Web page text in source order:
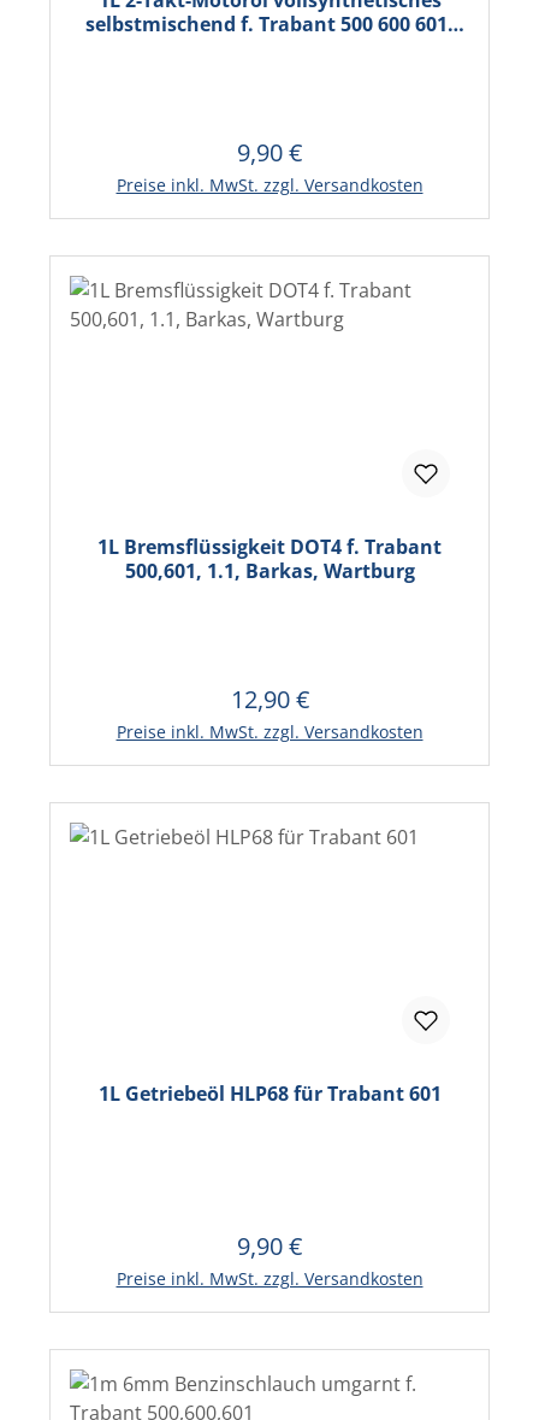
selbstmischend f. Trabant 500 600 601,
Regulärer Preis:
9,90 €
Preise inkl. MwSt. zzgl. Versandkosten
In den Warenkorb
1L Bremsflüssigkeit DOT4 f. Trabant
500,601, 1.1, Barkas, Wartburg
Regulärer Preis:
12,90 €
Preise inkl. MwSt. zzgl. Versandkosten
In den Warenkorb
1L Getriebeöl HLP68 für Trabant 601
Regulärer Preis:
9,90 €
Preise inkl. MwSt. zzgl. Versandkosten
In den Warenkorb